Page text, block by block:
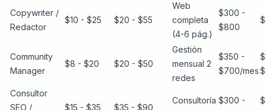
Copywriter /
Redactor
$10 - $25 $20 - $55
Web
completa
(4-6 pág.)
$300 -
$800
Community
Manager
$8 - $20 $20 - $50
Gestión
mensual 2
redes
$350 -
$700/mes
Consultor
SEO /
$15 - $35 $35 - $90
Consultoría $300 -